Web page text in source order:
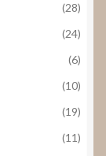
(28)
(24)
(6)
(10)
(19)
(11)